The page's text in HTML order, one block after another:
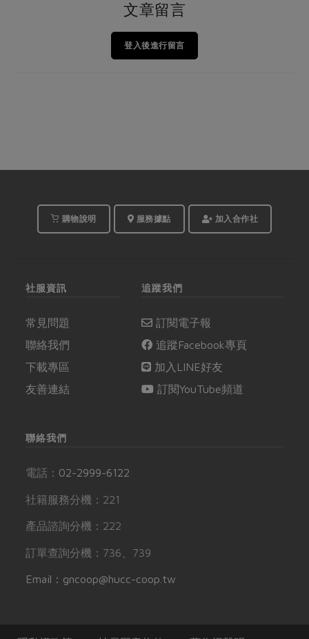
文章留言
登入後進行留言
購物說明 服務據點 加入合作社
社服資訊
常見問題
聯絡我們
下載專區
友善連結
追蹤我們
訂閱電子報
追蹤Facebook專頁
加入LINE好友
訂閱YouTube頻道
聯絡我們
電話： 02-2999-6122
社籍服務分機：221
產品諮詢分機：222
訂單查詢分機：736、739
Email：gncoop@hucc-coop.tw